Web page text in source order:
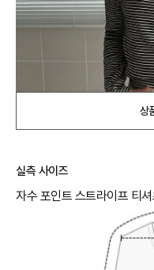
상
실측 사이즈
자수 포인트 스트라이프 티